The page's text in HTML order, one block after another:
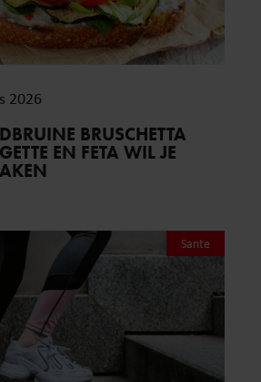
2026
BRUSCHETTA
EN FETA WIL JE
Sante